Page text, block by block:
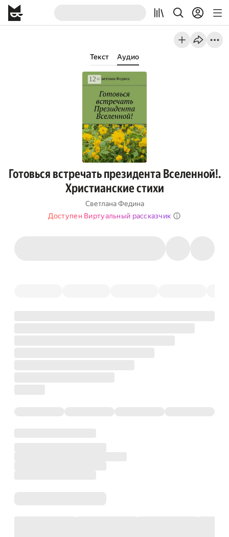
Текст Аудио
Готовься встречать президента Вселенной!.
Христианские стихи
Светлана Федина
Доступен Виртуальный рассказчик